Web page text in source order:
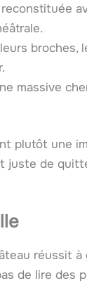
broches,
massive
plutôt une
juste de
réussit
de lire des